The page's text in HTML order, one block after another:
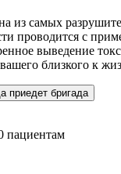
из самых
проводится с
выведение
близкого к
приедет бригада
пациентам